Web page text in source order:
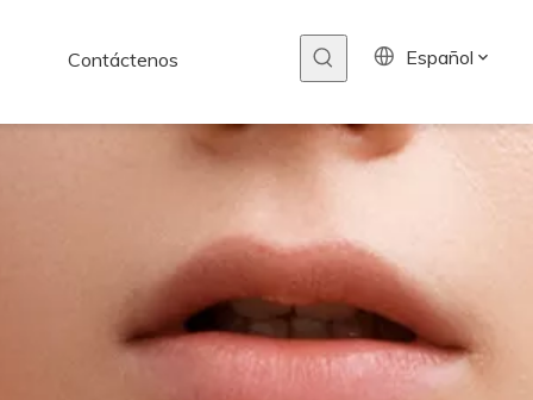
Contáctenos Español